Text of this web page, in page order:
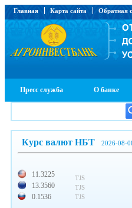
Главная Карта сайта Обратная
Пресс служба О банке
Курс валют НБТ 2026-08-
11.3225
13.3560
0.1536
TJS
TJS
TJS